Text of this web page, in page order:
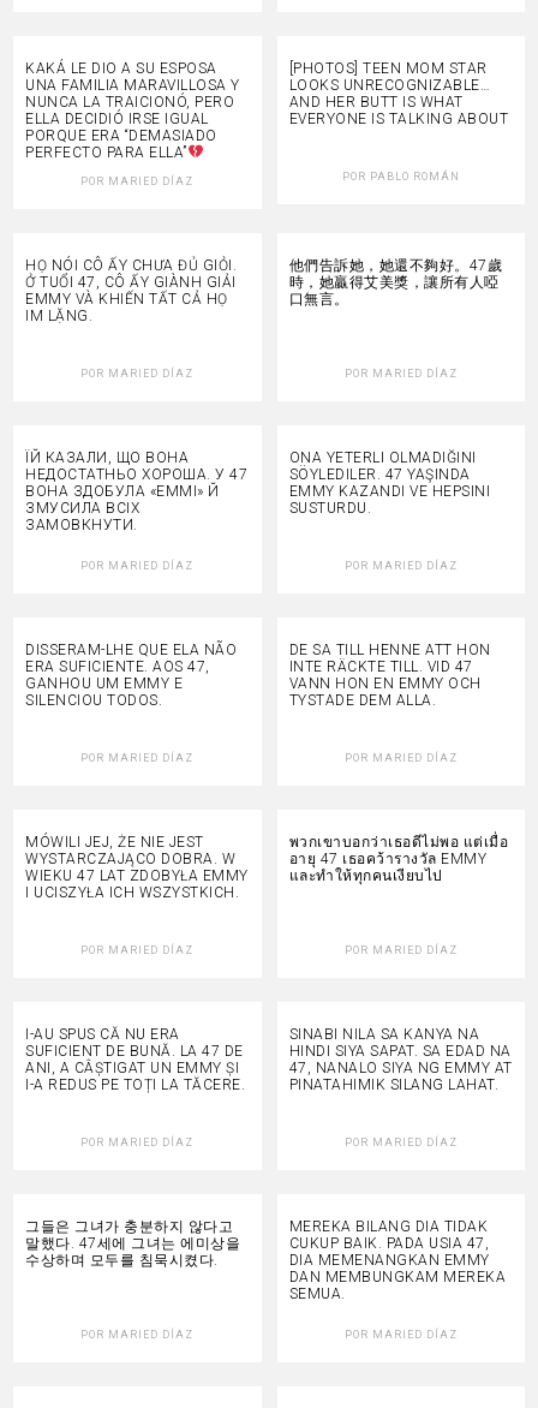
KAKÁ LE DIO A SU ESPOSA
UNA FAMILIA MARAVILLOSA Y
NUNCA LA TRAICIONÓ, PERO
ELLA DECIDIÓ IRSE IGUAL
PORQUE ERA “DEMASIADO
PERFECTO PARA ELLA”
POR MARIED DÍAZ
[PHOTOS] TEEN MOM STAR
LOOKS UNRECOGNIZABLE…
AND HER BUTT IS WHAT
EVERYONE IS TALKING ABOUT
POR PABLO ROMÁN
HỌ NÓI CÔ ẤY CHƯA ĐỦ GIỎI.
Ở TUỔI 47, CÔ ẤY GIÀNH GIẢI
EMMY VÀ KHIẾN TẤT CẢ HỌ
IM LẶNG.
POR MARIED DÍAZ
他們告訴她，她還不夠好。47歲
時，她贏得艾美獎，讓所有人啞
口無言。
POR MARIED DÍAZ
ЇЙ КАЗАЛИ, ЩО ВОНА
НЕДОСТАТНЬО ХОРОША. У 47
ВОНА ЗДОБУЛА «ЕММІ» Й
ЗМУСИЛА ВСІХ
ЗАМОВКНУТИ.
POR MARIED DÍAZ
ONA YETERLI OLMADIĞINI
SÖYLEDILER. 47 YAŞINDA
EMMY KAZANDI VE HEPSINI
SUSTURDU.
POR MARIED DÍAZ
DISSERAM-LHE QUE ELA NÃO
ERA SUFICIENTE. AOS 47,
GANHOU UM EMMY E
SILENCIOU TODOS.
POR MARIED DÍAZ
DE SA TILL HENNE ATT HON
INTE RÄCKTE TILL. VID 47
VANN HON EN EMMY OCH
TYSTADE DEM ALLA.
POR MARIED DÍAZ
MÓWILI JEJ, ŻE NIE JEST
WYSTARCZAJĄCO DOBRA. W
WIEKU 47 LAT ZDOBYŁA EMMY
I UCISZYŁA ICH WSZYSTKICH.
POR MARIED DÍAZ
พวกเขาบอกว่าเธอดีไม่พอ แต่เมื่อ
อายุ 47 เธอคว้ารางวัล EMMY
และทำให้ทุกคนเงียบไป
POR MARIED DÍAZ
I-AU SPUS CĂ NU ERA
SUFICIENT DE BUNĂ. LA 47 DE
ANI, A CÂȘTIGAT UN EMMY ȘI
I-A REDUS PE TOȚI LA TĂCERE.
POR MARIED DÍAZ
SINABI NILA SA KANYA NA
HINDI SIYA SAPAT. SA EDAD NA
47, NANALO SIYA NG EMMY AT
PINATAHIMIK SILANG LAHAT.
POR MARIED DÍAZ
그들은 그녀가 충분하지 않다고
말했다. 47세에 그녀는 에미상을
수상하며 모두를 침묵시켰다.
POR MARIED DÍAZ
MEREKA BILANG DIA TIDAK
CUKUP BAIK. PADA USIA 47,
DIA MEMENANGKAN EMMY
DAN MEMBUNGKAM MEREKA
SEMUA.
POR MARIED DÍAZ